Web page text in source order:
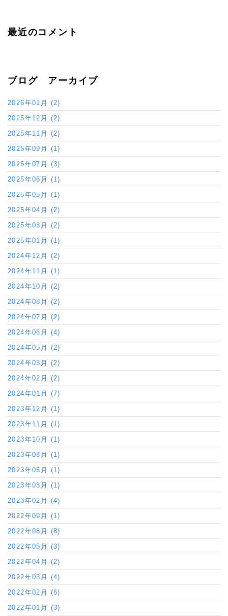
最近のコメント
ブログ アーカイブ
2026年01月 (2)
2025年12月 (2)
2025年11月 (2)
2025年09月 (1)
2025年07月 (3)
2025年06月 (1)
2025年05月 (1)
2025年04月 (2)
2025年03月 (2)
2025年01月 (1)
2024年12月 (2)
2024年11月 (1)
2024年10月 (2)
2024年08月 (2)
2024年07月 (2)
2024年06月 (4)
2024年05月 (2)
2024年03月 (2)
2024年02月 (2)
2024年01月 (7)
2023年12月 (1)
2023年11月 (1)
2023年10月 (1)
2023年08月 (1)
2023年05月 (1)
2023年03月 (1)
2023年02月 (4)
2022年09月 (1)
2022年08月 (8)
2022年05月 (3)
2022年04月 (2)
2022年03月 (4)
2022年02月 (6)
2022年01月 (3)